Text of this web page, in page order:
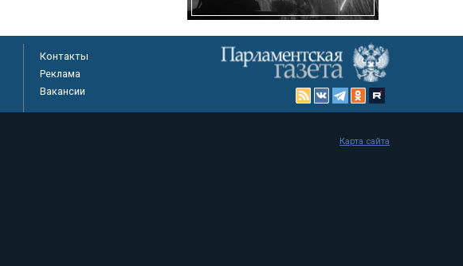
Контакты
Реклама
Вакансии
Карта сайта